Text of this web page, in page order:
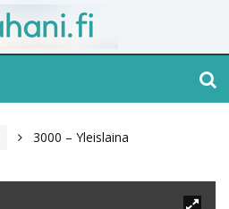
3000 – Yleislaina